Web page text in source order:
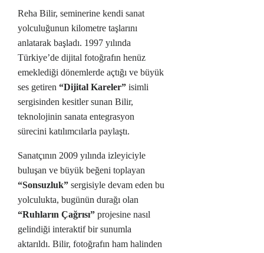
Reha Bilir, seminerine kendi sanat
yolculuğunun kilometre taşlarını
anlatarak başladı. 1997 yılında
Türkiye’de dijital fotoğrafın henüz
emeklediği dönemlerde açtığı ve büyük
ses getiren “Dijital Kareler” isimli
sergisinden kesitler sunan Bilir,
teknolojinin sanata entegrasyon
sürecini katılımcılarla paylaştı.
Sanatçının 2009 yılında izleyiciyle
buluşan ve büyük beğeni toplayan
“Sonsuzluk” sergisiyle devam eden bu
yolculukta, bugünün durağı olan
“Ruhların Çağrısı” projesine nasıl
gelindiği interaktif bir sunumla
aktarıldı. Bilir, fotoğrafın ham halinden